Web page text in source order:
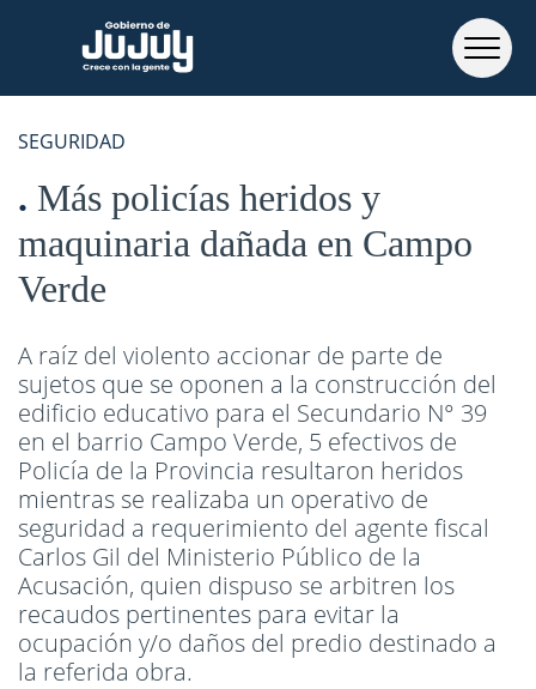
SEGURIDAD
Más policías heridos y
maquinaria dañada en Campo
Verde
A raíz del violento accionar de parte de
sujetos que se oponen a la construcción del
edificio educativo para el Secundario N° 39
en el barrio Campo Verde, 5 efectivos de
Policía de la Provincia resultaron heridos
mientras se realizaba un operativo de
seguridad a requerimiento del agente fiscal
Carlos Gil del Ministerio Público de la
Acusación, quien dispuso se arbitren los
recaudos pertinentes para evitar la
ocupación y/o daños del predio destinado a
la referida obra.